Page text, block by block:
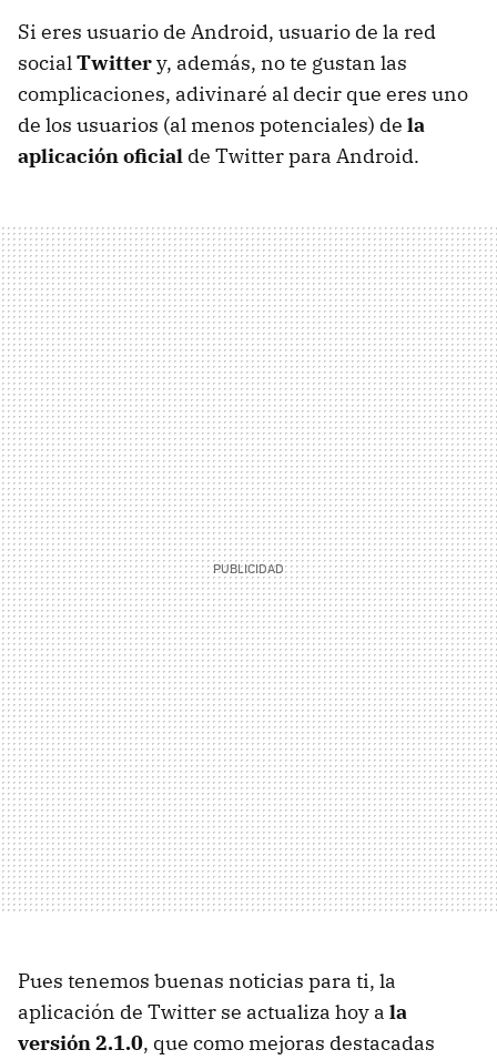
Si eres usuario de Android, usuario de la red
socialTwittery, además, no te gustan las
complicaciones, adivinaré al decir que eres uno
de los usuarios (al menos potenciales) de la
aplicación oficial de Twitter para Android.
Pues tenemos buenas noticias para ti, la
aplicación de Twitter se actualiza hoy a la
versión 2.1.0, que como mejoras destacadas